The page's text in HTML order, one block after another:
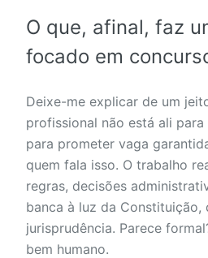
O que, afinal, faz
focado em
Deixe-me explicar de um
profissional não está ali para
para prometer vaga
quem fala isso. O trabalho
regras, decisões
banca à luz da Constituição,
jurisprudência. Parece
bem humano.